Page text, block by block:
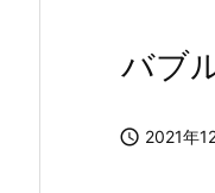
バブ
 2021年